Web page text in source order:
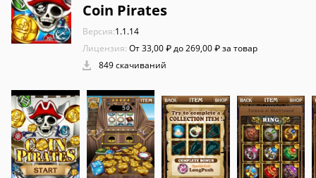
Coin Pirates
Версия:1.1.14
Лицензия: От 33,00 ₽ до 269,00 ₽ за товар
849 скачиваний